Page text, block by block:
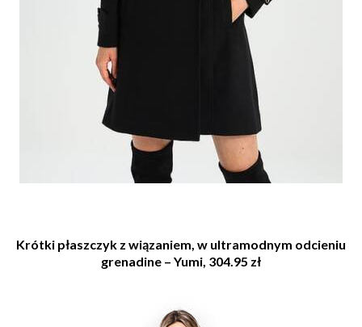
Krótki płaszczyk z wiązaniem, w ultramodnym odcieniu
grenadine – Yumi, 304.95 zł